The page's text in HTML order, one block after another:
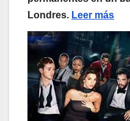
Londres. Leer más